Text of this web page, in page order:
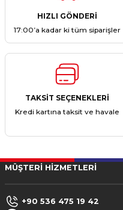
HIZLI GÖNDERİ
17:00’a kadar ki tüm siparişler
TAKSİT SEÇENEKLERİ
Kredi kartına taksit ve havale
MÜŞTERİ HİZMETLERİ
+90 536 475 19 42